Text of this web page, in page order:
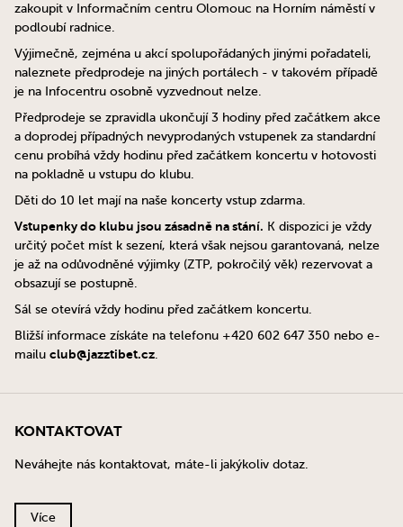
zakoupit v Informačním centru Olomouc na Horním náměstí v
podloubí radnice.
Výjimečně, zejména u akcí spolupořádaných jinými pořadateli,
naleznete předprodeje na jiných portálech - v takovém případě
je na Infocentru osobně vyzvednout nelze.
Předprodeje se zpravidla ukončují 3 hodiny před začátkem akce
a doprodej případných nevyprodaných vstupenek za standardní
cenu probíhá vždy hodinu před začátkem koncertu v hotovosti
na pokladně u vstupu do klubu.
Děti do 10 let mají na naše koncerty vstup zdarma.
Vstupenky do klubu jsou zásadně na stání. K dispozici je vždy
určitý počet míst k sezení, která však nejsou garantovaná, nelze
je až na odůvodněné výjimky (ZTP, pokročilý věk) rezervovat a
obsazují se postupně.
Sál se otevírá vždy hodinu před začátkem koncertu.
Bližší informace získáte na telefonu +420 602 647 350 nebo e-
mailu club@jazztibet.cz.
Kontaktovat
Neváhejte nás kontaktovat, máte-li jakýkoliv dotaz.
Více